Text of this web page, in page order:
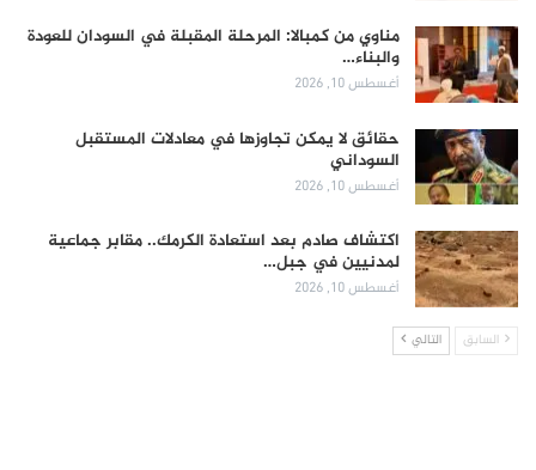
مناوي من كمبالا: المرحلة المقبلة في السودان للعودة
والبناء…
أغسطس 10, 2026
حقائق لا يمكن تجاوزها في معادلات المستقبل
السوداني
أغسطس 10, 2026
اكتشاف صادم بعد استعادة الكرمك.. مقابر جماعية
لمدنيين في جبل…
أغسطس 10, 2026
السابق التالي